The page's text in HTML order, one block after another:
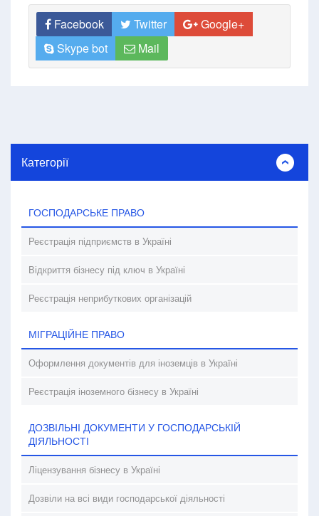
Facebook Twitter
Google+
Skype bot
Mail
Категорії
ГОСПОДАРСЬКЕ ПРАВО
Реєстрація підприємств в Україні
Відкриття бізнесу під ключ в Україні
Реєстрація неприбуткових організацій
МІГРАЦІЙНЕ ПРАВО
Оформлення документів для іноземців в Україні
Реєстрація іноземного бізнесу в Україні
ДОЗВІЛЬНІ ДОКУМЕНТИ У ГОСПОДАРСЬКІЙ
ДІЯЛЬНОСТІ
Ліцензування бізнесу в Україні
Дозвіли на всі види господарської діяльності